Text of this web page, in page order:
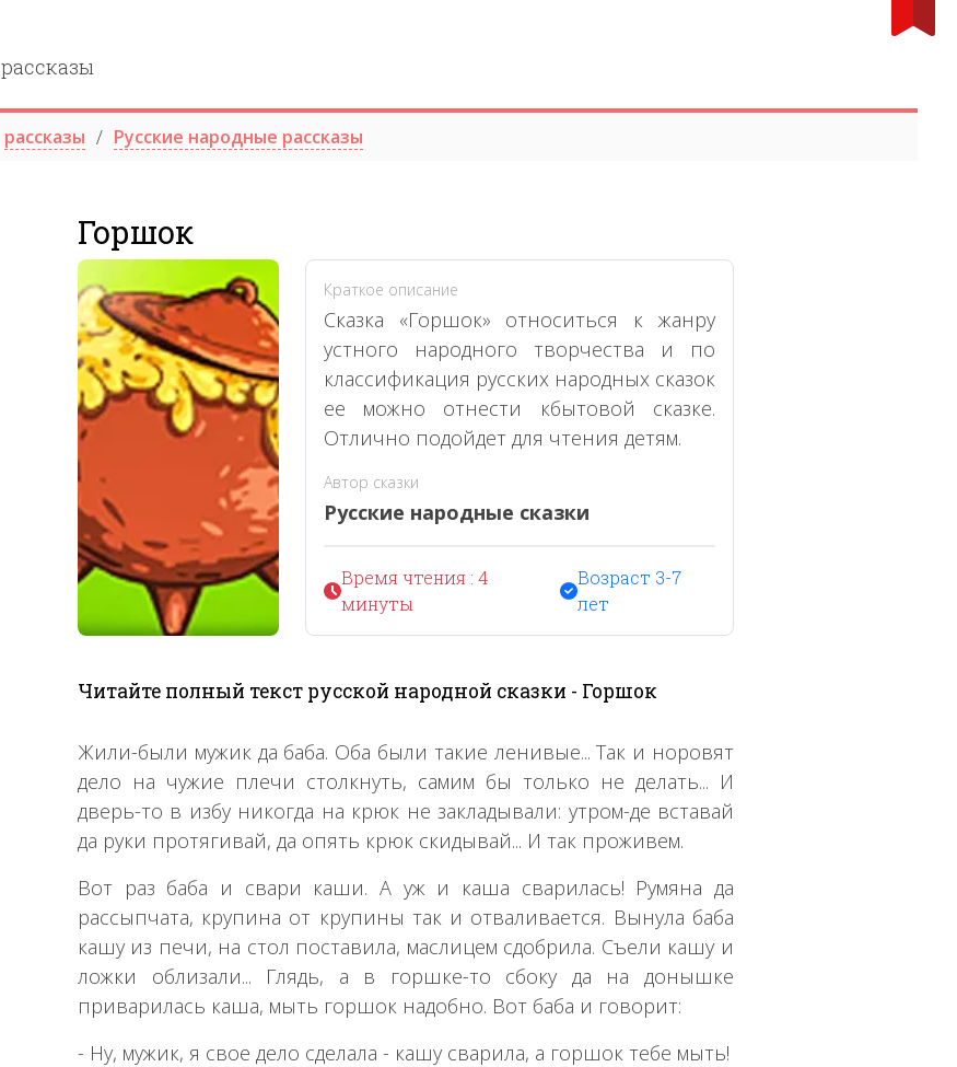
рассказы
рассказы Русские народные рассказы
Горшок
Краткое описание
Сказка «Горшок» относиться к жанру
устного народного творчества и по
классификация русских народных сказок
ее можно отнести кбытовой сказке.
Отлично подойдет для чтения детям.
Автор сказки
Русские народные сказки
Время чтения : 4
минуты
Возраст 3-7
лет
Читайте полный текст русской народной сказки - Горшок
Жили-были мужик да баба. Оба были такие ленивые... Так и норовят
дело на чужие плечи столкнуть, самим бы только не делать... И
дверь-то в избу никогда на крюк не закладывали: утром-де вставай
да руки протягивай, да опять крюк скидывай... И так проживем.
Вот раз баба и свари каши. А уж и каша сварилась! Румяна да
рассыпчата, крупина от крупины так и отваливается. Вынула баба
кашу из печи, на стол поставила, маслицем сдобрила. Съели кашу и
ложки облизали... Глядь, а в горшке-то сбоку да на донышке
приварилась каша, мыть горшок надобно. Вот баба и говорит:
- Ну, мужик, я свое дело сделала - кашу сварила, а горшок тебе мыть!